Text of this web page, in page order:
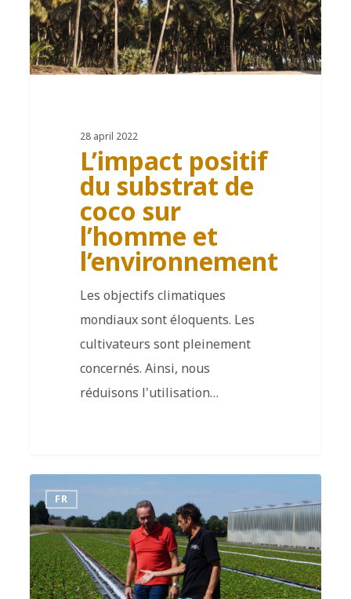
28 april 2022
L’impact positif
du substrat de
coco sur
l’homme et
l’environnement
Les objectifs climatiques
mondiaux sont éloquents. Les
cultivateurs sont pleinement
concernés. Ainsi, nous
réduisons l'utilisation…
FR